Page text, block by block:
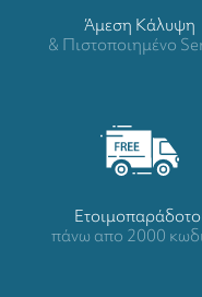
Άμεση Κάλυψη
& Πιστοποιημένο
πάνω απο 2000